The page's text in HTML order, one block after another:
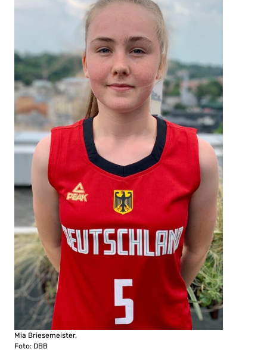
Mia Briesemeister.
Foto: DBB